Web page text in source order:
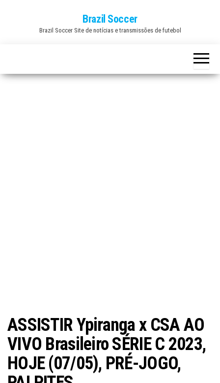
Brazil Soccer
Brazil Soccer Site de notícias e transmissões de futebol
ASSISTIR Ypiranga x CSA AO
VIVO Brasileiro SÉRIE C 2023,
HOJE (07/05), PRÉ-JOGO,